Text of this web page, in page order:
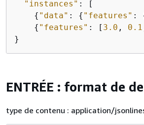
"instances" : [
{ "data" : { "features" :
{ "features" : [ 3.0 , 0.1
ENTRÉE : format de
type de contenu : application/